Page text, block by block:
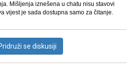
Mišljenja iznešena u chatu nisu stavovi
vijest je sada dostupna samo za čitanje.
se diskusiji